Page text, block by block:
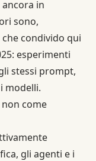
in
sono,
condivido qui
esperimenti
stessi prompt,
modelli.
come
gli agenti e i